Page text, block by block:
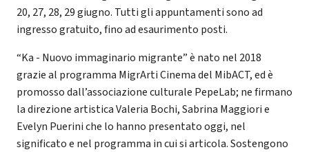
20, 27, 28, 29 giugno. Tutti gli appuntamenti sono ad
ingresso gratuito, fino ad esaurimento posti.
“Ka - Nuovo immaginario migrante” è nato nel 2018
grazie al programma MigrArti Cinema del MibACT, ed è
promosso dall’associazione culturale PepeLab; ne firmano
la direzione artistica Valeria Bochi, Sabrina Maggiori e
Evelyn Puerini che lo hanno presentato oggi, nel
significato e nel programma in cui si articola. Sostengono